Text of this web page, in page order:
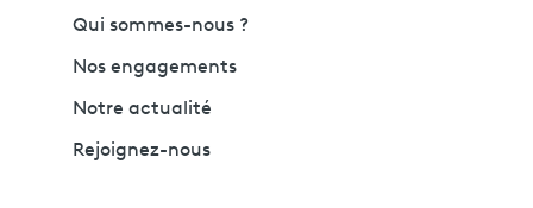
Qui sommes-nous ?
Nos engagements
Notre actualité
Rejoignez-nous